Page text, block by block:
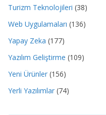
Turizm Teknolojileri (38)
Web Uygulamaları (136)
Yapay Zeka (177)
Yazılım Geliştirme (109)
Yeni Ürünler (156)
Yerli Yazılımlar (74)